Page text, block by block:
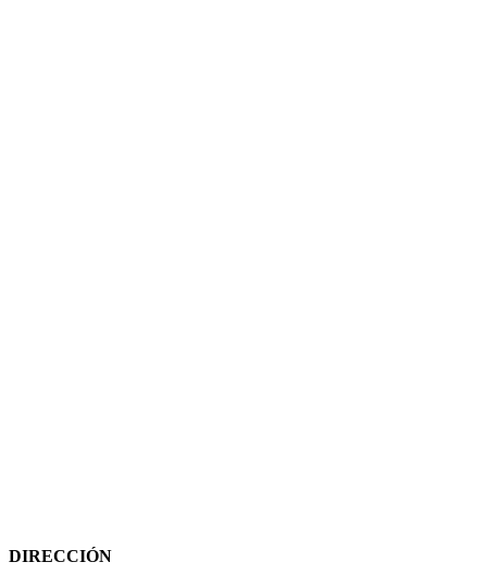
DIRECCIÓN